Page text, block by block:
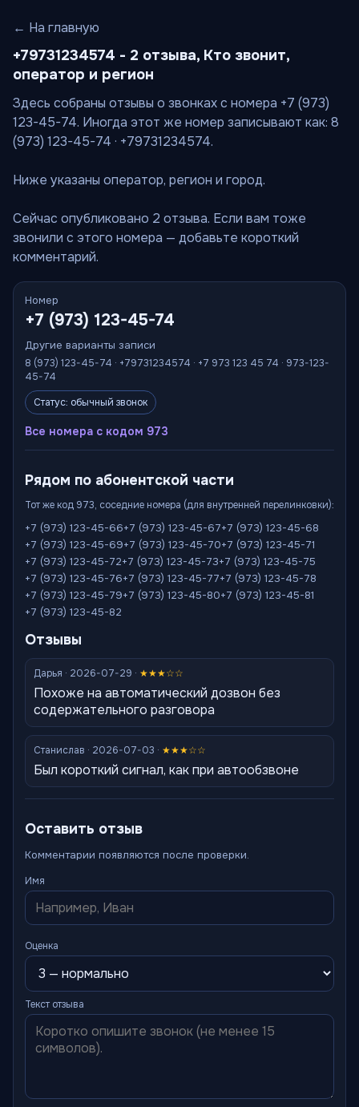
← На главную
+79731234574 - 2 отзыва, Кто звонит,
оператор и регион
Здесь собраны отзывы о звонках с номера +7 (973)
123-45-74. Иногда этот же номер записывают как: 8
(973) 123-45-74 · +79731234574.
Ниже указаны оператор, регион и город.
Сейчас опубликовано 2 отзыва. Если вам тоже
звонили с этого номера — добавьте короткий
комментарий.
Номер
+7 (973) 123-45-74
Другие варианты записи
8 (973) 123-45-74 · +79731234574 · +7 973 123 45 74 · 973-123-
45-74
Статус: обычный звонок
Все номера с кодом 973
Рядом по абонентской части
Тот же код 973, соседние номера (для внутренней перелинковки):
+7 (973) 123-45-66+7 (973) 123-45-67+7 (973) 123-45-68
+7 (973) 123-45-69+7 (973) 123-45-70+7 (973) 123-45-71
+7 (973) 123-45-72+7 (973) 123-45-73+7 (973) 123-45-75
+7 (973) 123-45-76+7 (973) 123-45-77+7 (973) 123-45-78
+7 (973) 123-45-79+7 (973) 123-45-80+7 (973) 123-45-81
+7 (973) 123-45-82
Отзывы
Дарья · 2026-07-29 · ★★★☆☆
Похоже на автоматический дозвон без
содержательного разговора
Станислав · 2026-07-03 · ★★★☆☆
Был короткий сигнал, как при автообзвоне
Оставить отзыв
Комментарии появляются после проверки.
Имя
Оценка
Текст отзыва